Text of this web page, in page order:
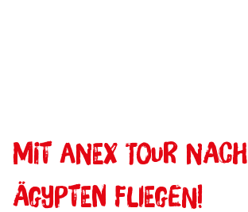
MIT ANEX TOUR NACH
ÄGYPTEN FLIEGEN!